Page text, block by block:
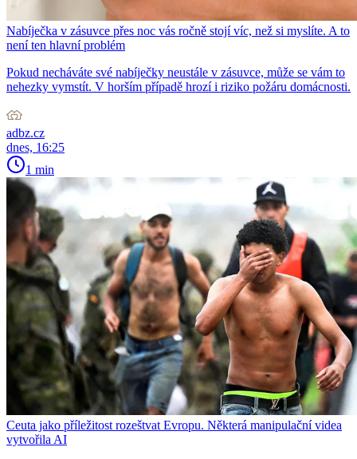
Nabíječka v zásuvce přes noc vás ročně stojí víc, než si myslíte. A to
není ten hlavní problém
Pokud necháváte své nabíječky neustále v zásuvce, může se vám to
nehezky vymstít. V horším případě hrozí i riziko požáru domácnosti.
adbz.cz
dnes, 16:25
1 min
Ceuta jako příležitost rozeštvat Evropu. Některá manipulační videa
vytvořila AI